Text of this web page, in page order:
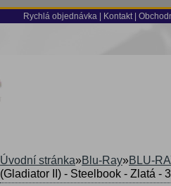
Rychlá objednávka Kontakt
Úvodní stránka»Blu-Ray»BLU-
(Gladiator II) - Steelbook - Zlatá -